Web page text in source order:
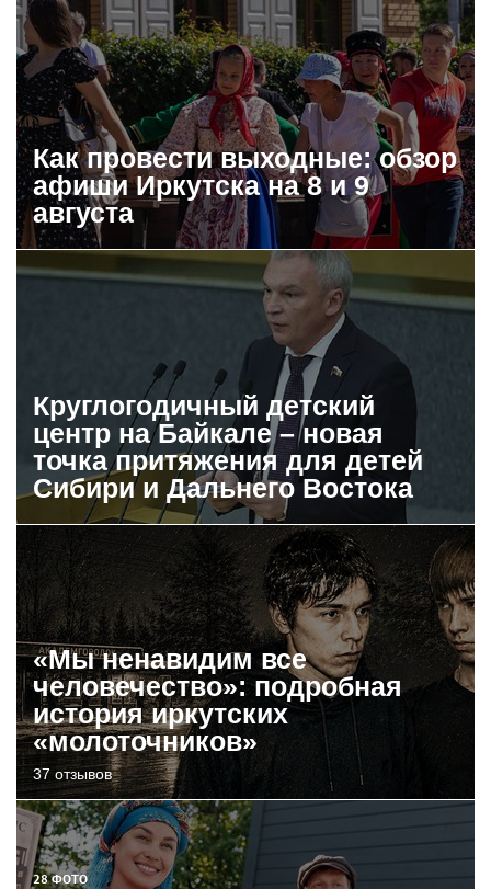
Как провести выходные: обзор
афиши Иркутска на 8 и 9
августа
Круглогодичный детский
центр на Байкале – новая
точка притяжения для детей
Сибири и Дальнего Востока
«Мы ненавидим все
человечество»: подробная
история иркутских
«молоточников»
37 отзывов
28 ФОТО